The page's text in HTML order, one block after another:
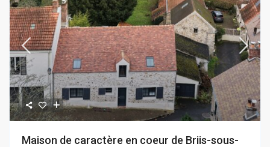
Maison de caractère en coeur de Briis-sous-